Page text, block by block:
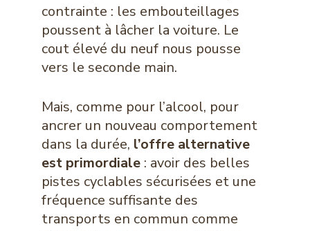
contrainte : les embouteillages
poussent à lâcher la voiture. Le
cout élevé du neuf nous pousse
vers le seconde main.
Mais, comme pour l’alcool, pour
ancrer un nouveau comportement
dans la durée, l’offre alternative
est primordiale : avoir des belles
pistes cyclables sécurisées et une
fréquence suffisante des
transports en commun comme